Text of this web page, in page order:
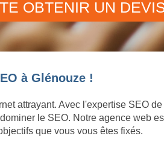
OBTENIR UN
à Glénouze !
attrayant. Avec l'expertise SEO
le SEO. Notre agence web
que vous vous êtes fixés.